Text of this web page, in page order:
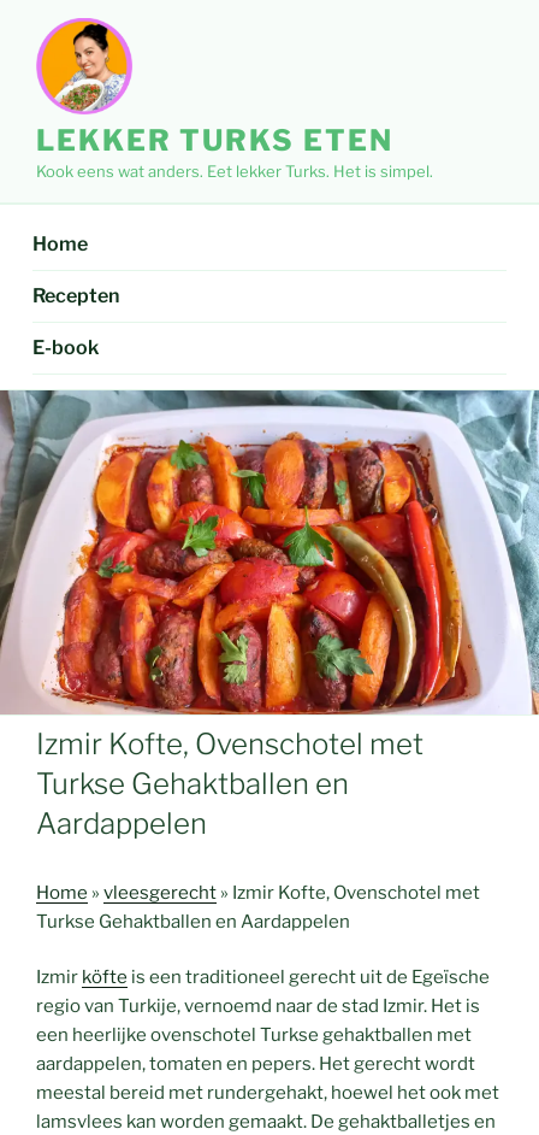
inhoud
LEKKER TURKS ETEN
Kook eens wat anders. Eet lekker Turks. Het is simpel.
Home
Recepten
E-book
Izmir Kofte, Ovenschotel met
Turkse Gehaktballen en
Aardappelen
Home » vleesgerecht » Izmir Kofte, Ovenschotel met
Turkse Gehaktballen en Aardappelen
Izmir köfte is een traditioneel gerecht uit de Egeïsche
regio van Turkije, vernoemd naar de stad Izmir. Het is
een heerlijke ovenschotel Turkse gehaktballen met
aardappelen, tomaten en pepers. Het gerecht wordt
meestal bereid met rundergehakt, hoewel het ook met
lamsvlees kan worden gemaakt. De gehaktballetjes en